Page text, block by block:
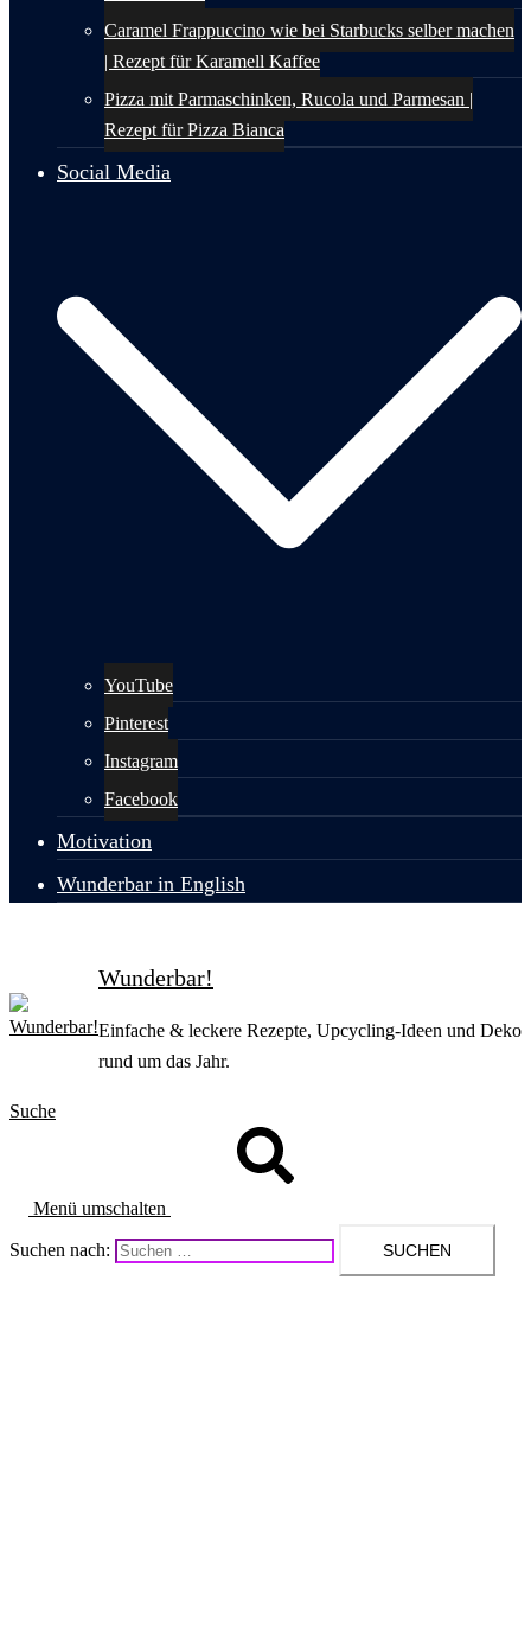
Caramel Frappuccino wie bei Starbucks selber machen
| Rezept für Karamell Kaffee
Pizza mit Parmaschinken, Rucola und Parmesan |
Rezept für Pizza Bianca
Social Media
YouTube
Pinterest
Instagram
Facebook
Motivation
Wunderbar in English
Wunderbar!
Einfache & leckere Rezepte, Upcycling-Ideen und Deko
rund um das Jahr.
Suche
Menü umschalten
Suchen nach: